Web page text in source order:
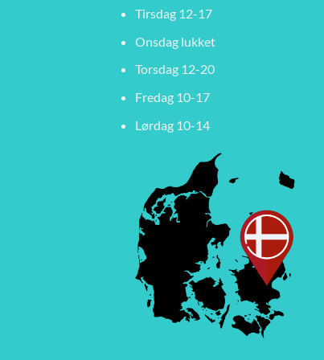
Tirsdag 12-17
Onsdag lukket
Torsdag 12-20
Fredag 10-17
Lørdag 10-14